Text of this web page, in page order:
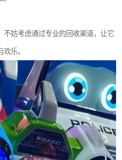
不妨考虑通过专业的回收渠道，让它
乐。